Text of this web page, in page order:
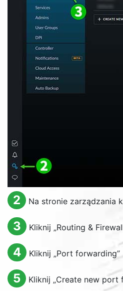
2 Na stronie zarządzania
3 Kliknij „Routing &
4 Kliknij „Port forwarding”
5 Kliknij „Create new port